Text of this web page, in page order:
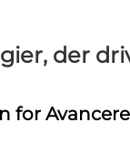
der
for